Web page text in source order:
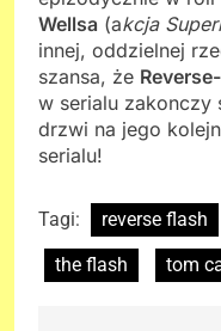
Wellsa (akcja
innej, oddzielnej
szansa, że
w serialu zakonczy
drzwi na jego
serialu!
Tagi: reverse flash
the flash
tom